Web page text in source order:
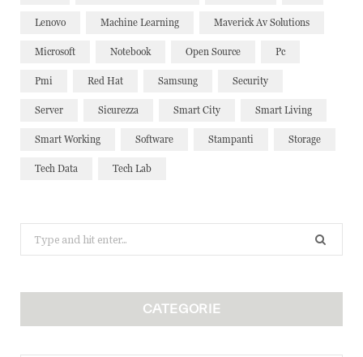
Lenovo Machine Learning Maverick Av Solutions
Microsoft Notebook Open Source Pc
Pmi Red Hat Samsung Security
Server Sicurezza Smart City Smart Living
Smart Working Software Stampanti Storage
Tech Data Tech Lab
for:
CATEGORIE